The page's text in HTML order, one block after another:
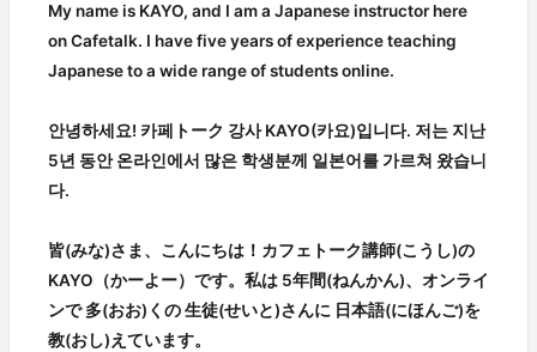
My name is KAYO, and I am a Japanese instructor here
on Cafetalk. I have five years of experience teaching
Japanese to a wide range of students online.
안녕하세요! 카페トーク 강사 KAYO(카요)입니다. 저는 지난
5년 동안 온라인에서 많은 학생분께 일본어를 가르쳐 왔습니
다.
皆(みな)さま、こんにちは！カフェトーク講師(こうし)の
KAYO（かーよー）です。私は 5年間(ねんかん)、オンライ
ンで 多(おお)くの 生徒(せいと)さんに 日本語(にほんご)を
教(おし)えています。